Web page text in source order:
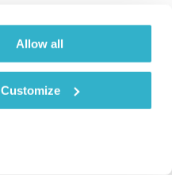
Allow all
Customize